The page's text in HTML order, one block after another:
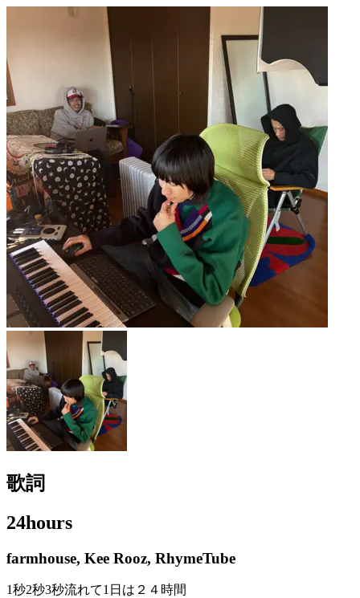
歌詞
24hours
farmhouse, Kee Rooz, RhymeTube
1秒2秒3秒流れて1日は２４時間